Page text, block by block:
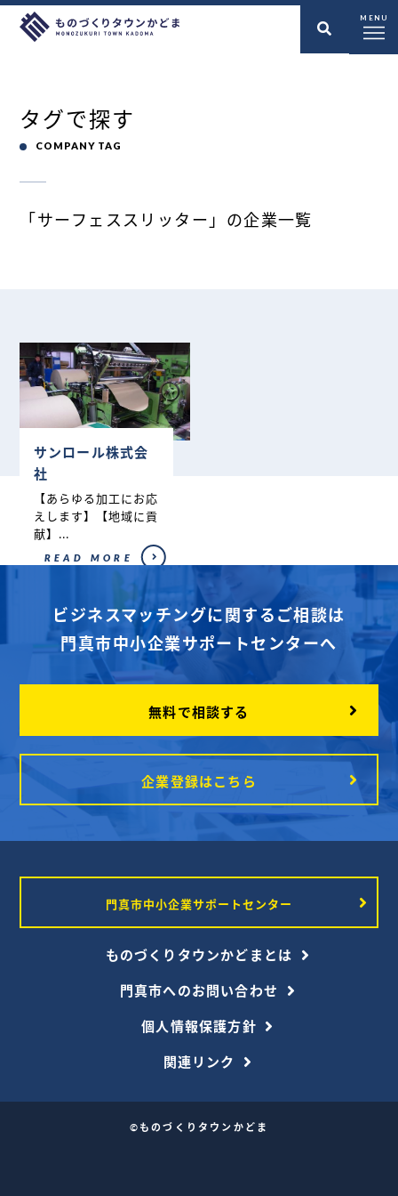
MENU
タグで探す
COMPANY TAG
「サーフェススリッター」の企業一覧
サンロール株式会
社
【あらゆる加工にお応
えします】【地域に貢
献】...
READ MORE
ビジネスマッチングに関するご相談は
門真市中小企業サポートセンターへ
無料で相談する
企業登録はこちら
門真市中小企業サポートセンター
ものづくりタウンかどまとは
門真市へのお問い合わせ
個人情報保護方針
関連リンク
©ものづくりタウンかどま